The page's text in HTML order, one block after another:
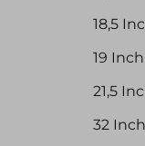
18,5
19
21,5
32